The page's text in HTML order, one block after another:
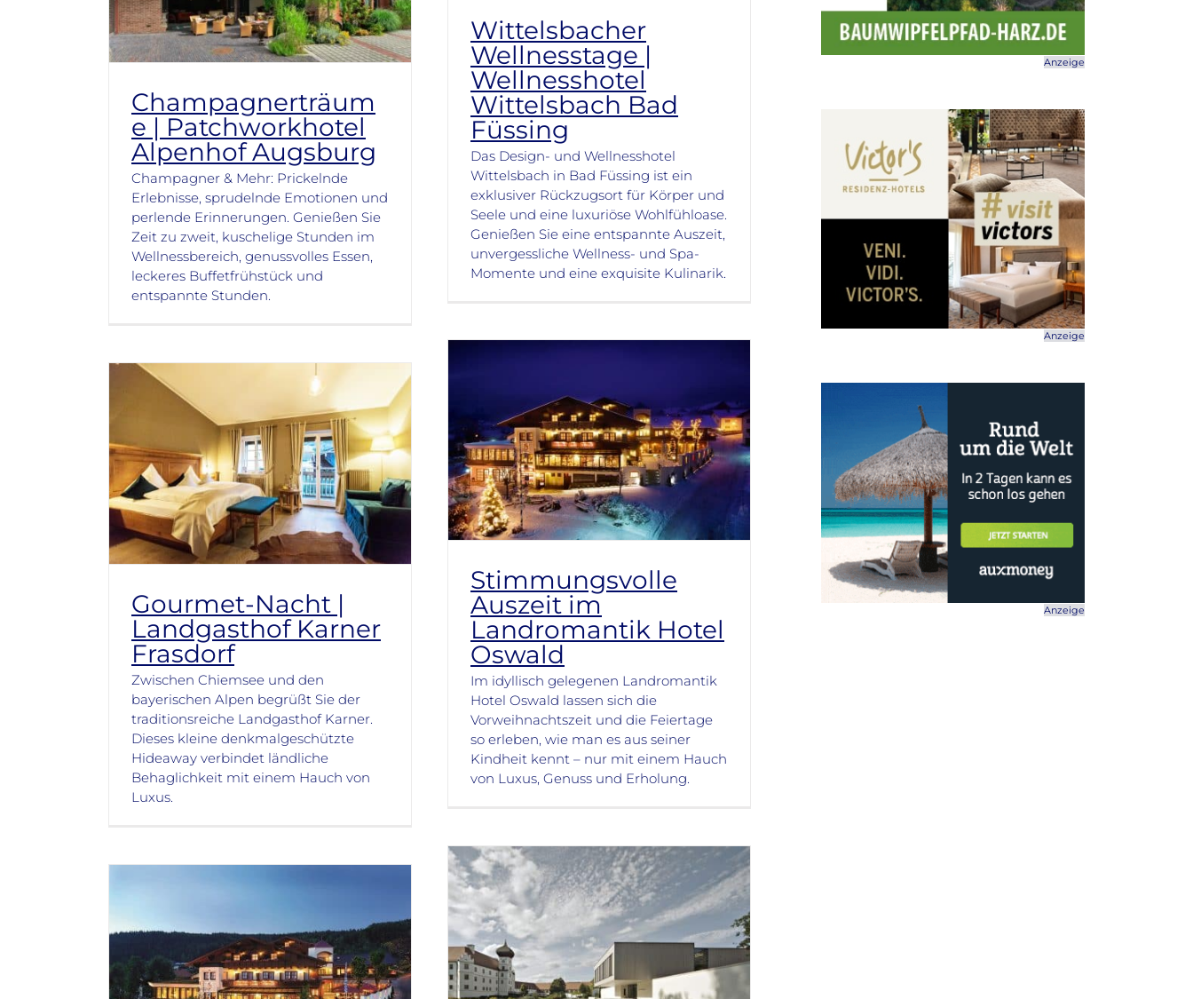
Wittelsbacher
Wellnesstage |
Wellnesshotel
Wittelsbach Bad
Füssing
Das Design- und Wellnesshotel
Wittelsbach in Bad Füssing ist ein
exklusiver Rückzugsort für Körper und
Seele und eine luxuriöse Wohlfühloase.
Genießen Sie eine entspannte Auszeit,
unvergessliche Wellness- und Spa-
Momente und eine exquisite Kulinarik.
Champagnerträum
e | Patchworkhotel
Alpenhof Augsburg
Champagner & Mehr: Prickelnde
Erlebnisse, sprudelnde Emotionen und
perlende Erinnerungen. Genießen Sie
Zeit zu zweit, kuschelige Stunden im
Wellnessbereich, genussvolles Essen,
leckeres Buffetfrühstück und
entspannte Stunden.
Stimmungsvolle
Auszeit im
Landromantik Hotel
Oswald
Im idyllisch gelegenen Landromantik
Hotel Oswald lassen sich die
Vorweihnachtszeit und die Feiertage
so erleben, wie man es aus seiner
Kindheit kennt – nur mit einem Hauch
von Luxus, Genuss und Erholung.
Gourmet-Nacht |
Landgasthof Karner
Frasdorf
Zwischen Chiemsee und den
bayerischen Alpen begrüßt Sie der
traditionsreiche Landgasthof Karner.
Dieses kleine denkmalgeschützte
Hideaway verbindet ländliche
Behaglichkeit mit einem Hauch von
Luxus.
Anzeige
Anzeige
Anzeige